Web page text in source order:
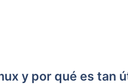
y por qué es tan